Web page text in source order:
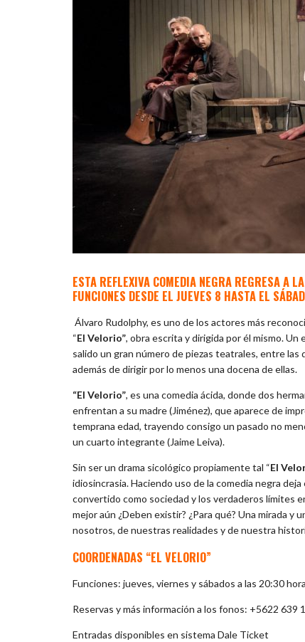
ESTA REFLEXIVA COMEDIA NEGRA REGRESA A
FUNCIONES DESDE EL JUEVES 8 HASTA EL
Álvaro Rudolphy, es uno de los actores más
“El Velorio”, obra escrita y dirigida por él mismo.
salido un gran número de piezas teatrales, entre las
además de dirigir por lo menos una docena de ellas.
“El Velorio”, es una comedia ácida, donde dos
enfrentan a su madre (Jiménez), que aparece de
temprana edad, trayendo consigo un pasado no
un cuarto integrante (Jaime Leiva).
Sin ser un drama sicológico propiamente tal “El
idiosincrasia. Haciendo uso de la comedia negra
convertido como sociedad y los verdaderos límites
mejor aún ¿Deben existir? ¿Para qué? Una mirada
nosotros, de nuestras realidades y de nuestra
COORDENADAS “EL VELORIO”
Funciones: jueves, viernes y sábados a las 20:30
Reservas y más información a los fonos: +5622 639
Entradas disponibles en sistema Dale Ticket